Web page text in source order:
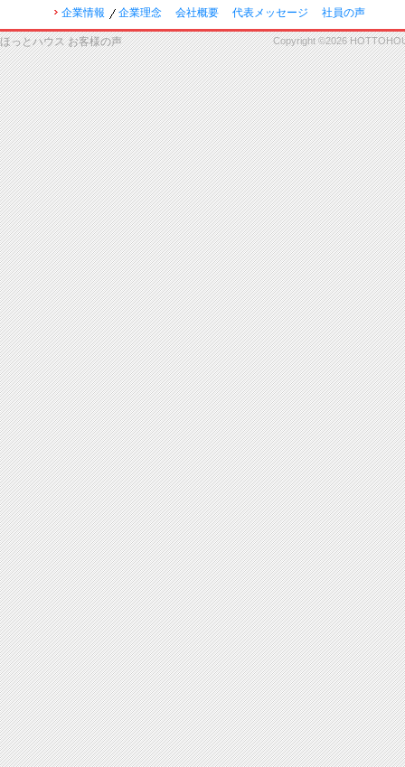
企業情報 企業理念 会社概要 代表メッセージ 社員の声
ほっとハウス お客様の声 Copyright ©2026